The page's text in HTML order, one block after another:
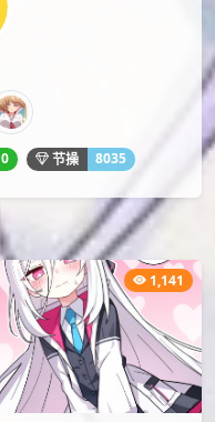
0 节操 8035
1,141